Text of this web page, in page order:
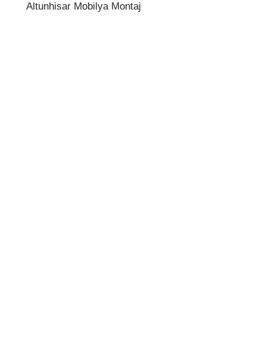
Altunhisar Mobilya Montaj